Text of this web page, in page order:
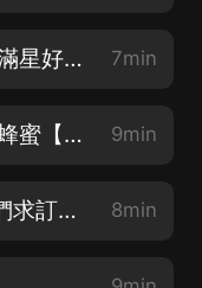
風流小農民 004 葫蘆靈液【滿星好評+訂閱，送哥一場開掛夢】 7min
風流小農民 005 讓人驚豔的蜂蜜【滿星好評+訂閱，送哥一場開掛夢】 9min
006 美女鎮長是客人【兄弟們求訂閱，猛更不停】 8min